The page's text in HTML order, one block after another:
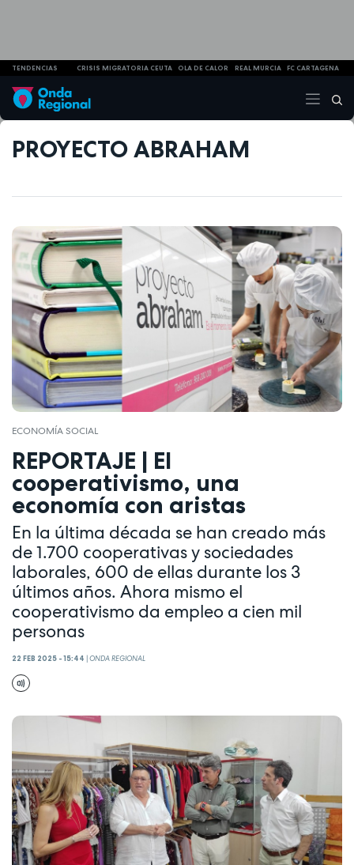
TENDENCIAS CRISIS MIGRATORIA CEUTA OLA DE CALOR REAL MURCIA FC CARTAGENA
PROYECTO ABRAHAM
ECONOMÍA SOCIAL
REPORTAJE | El
cooperativismo, una
economía con aristas
En la última década se han creado más
de 1.700 cooperativas y sociedades
laborales, 600 de ellas durante los 3
últimos años. Ahora mismo el
cooperativismo da empleo a cien mil
personas
22 FEB 2025 - 15:44 |ONDA REGIONAL